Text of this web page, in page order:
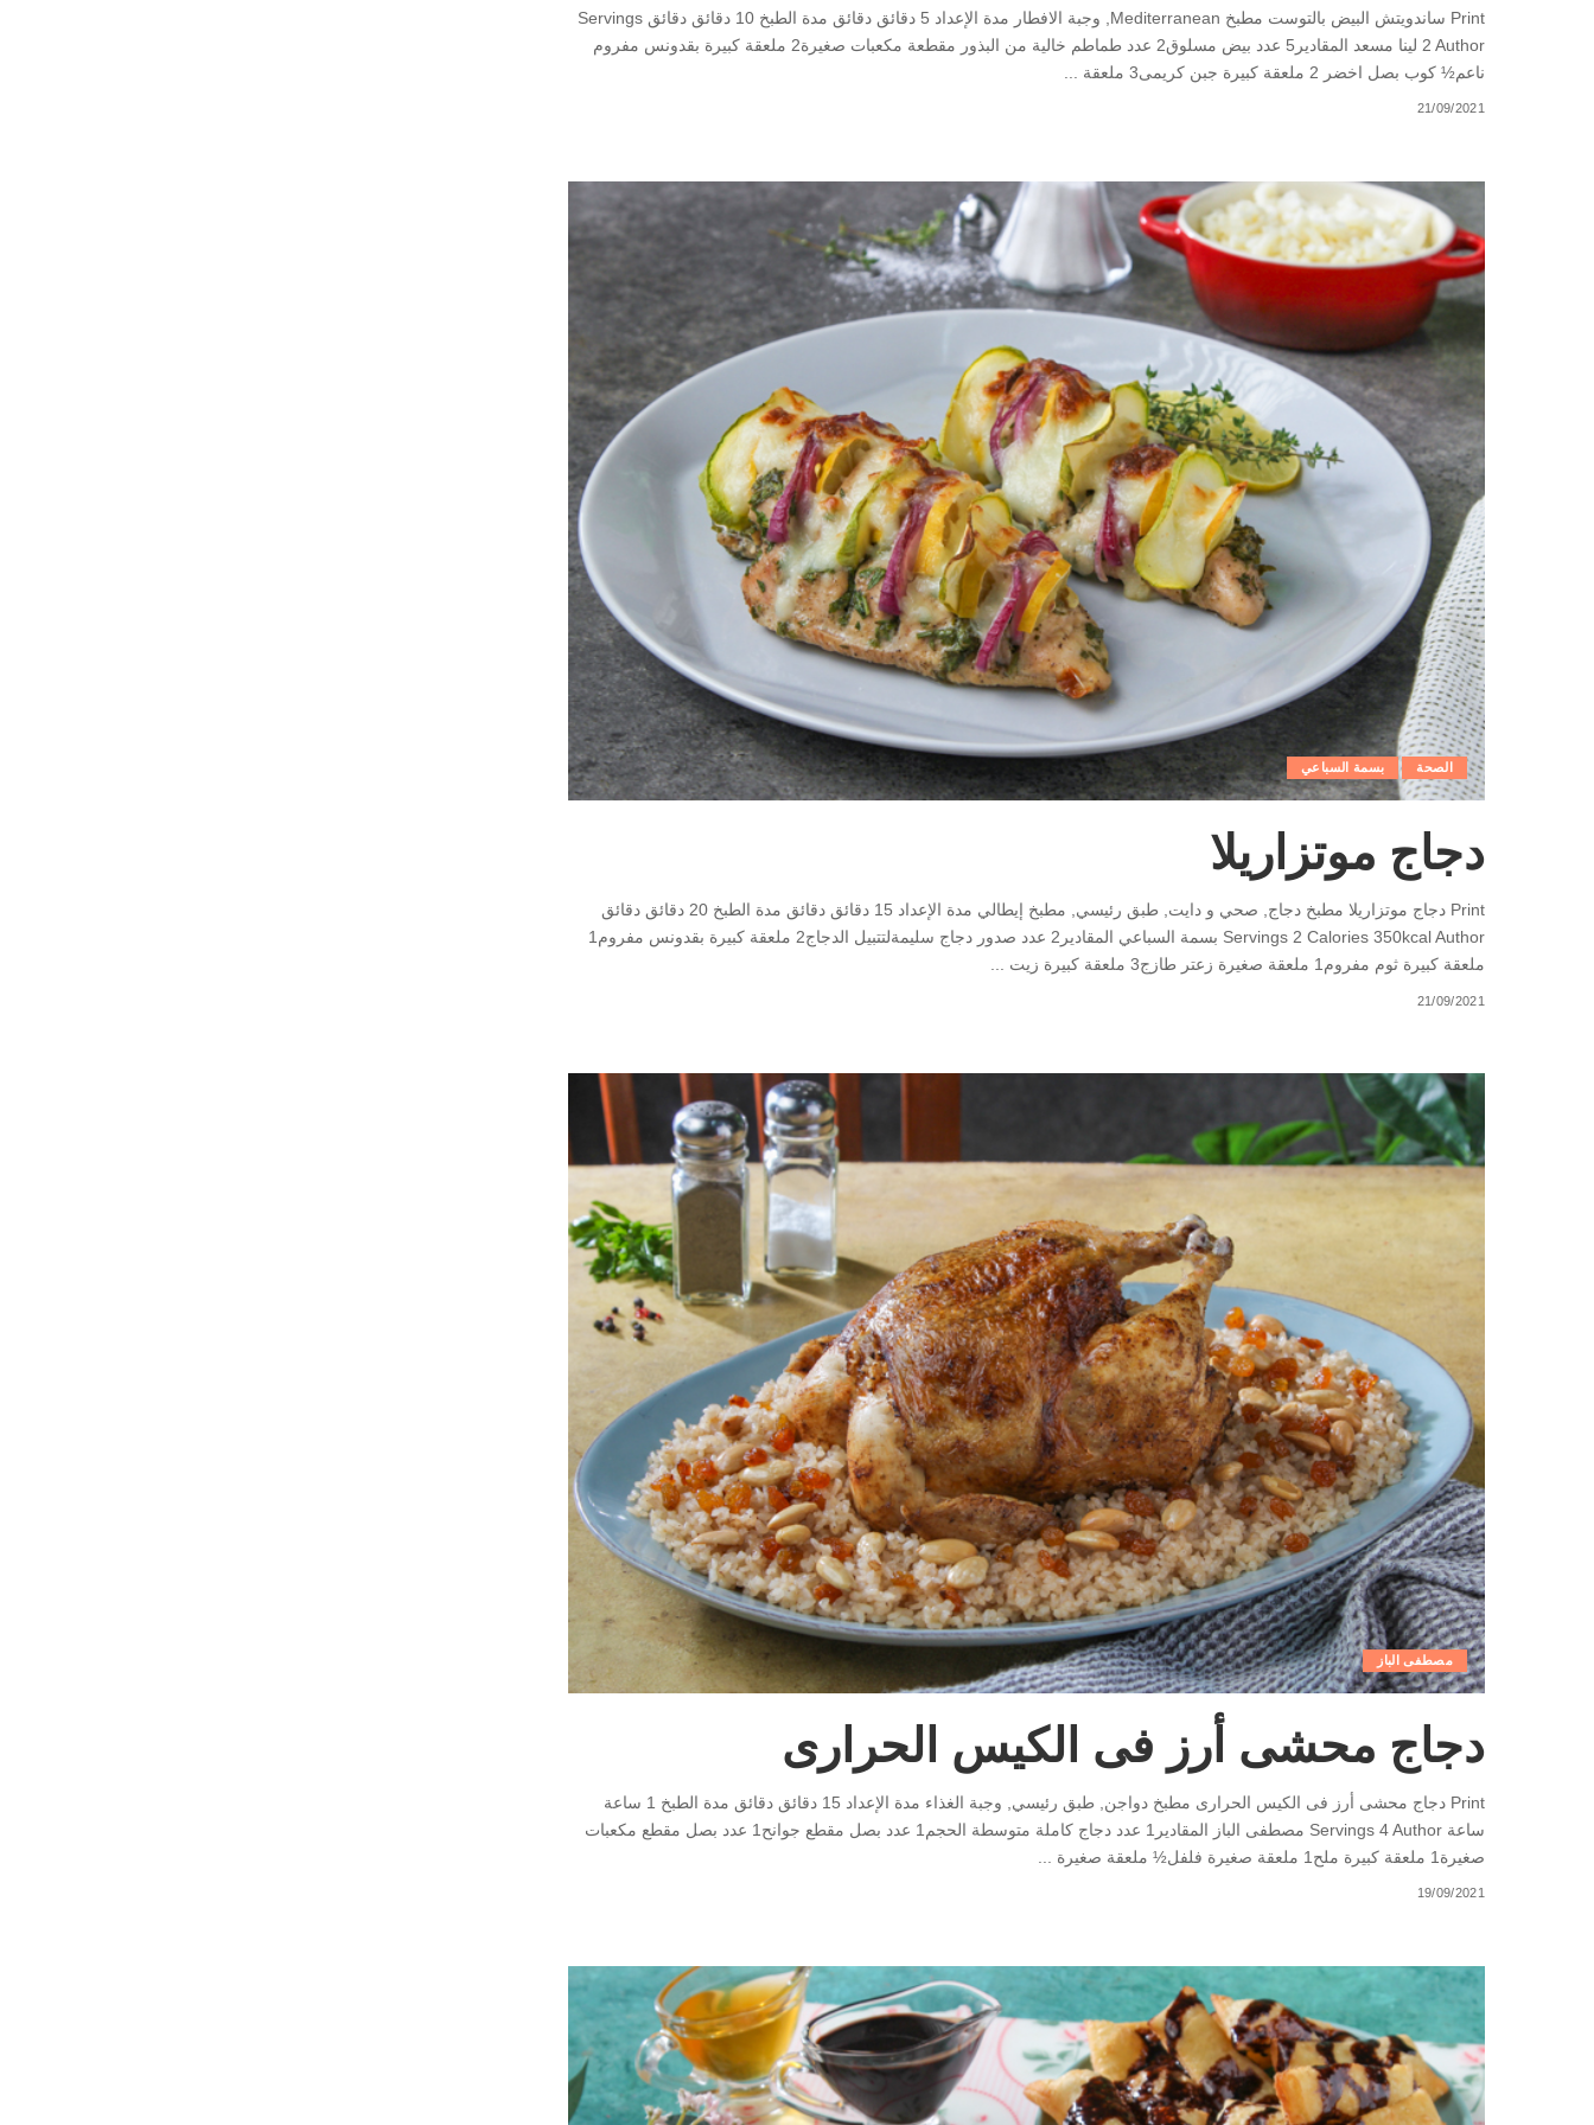
Print ساندويتش البيض بالتوست مطبخ Mediterranean, وجبة الافطار مدة الإعداد 5 دقائق دقائق مدة الطبخ 10 دقائق دقائق Servings
2 Author لينا مسعد المقادير5 عدد بيض مسلوق2 عدد طماطم خالية من البذور مقطعة مكعبات صغيرة2 ملعقة كبيرة بقدونس مفروم
ناعم½ كوب بصل اخضر 2 ملعقة كبيرة جبن كريمى3 ملعقة
21/09/2021
الصحة بسمة السباعي
دجاج موتزاريلا
Print دجاج موتزاريلا مطبخ دجاج, صحي و دايت, طبق رئيسي, مطبخ إيطالي مدة الإعداد 15 دقائق دقائق مدة الطبخ 20 دقائق دقائق
Servings 2 Calories 350kcal Author بسمة السباعي المقادير2 عدد صدور دجاج سليمةلتتبيل الدجاج2 ملعقة كبيرة بقدونس مفروم1
ملعقة كبيرة ثوم مفروم1 ملعقة صغيرة زعتر طازج3 ملعقة كبيرة زيت
...
21/09/2021
مصطفى الباز
دجاج محشى أرز فى الكيس الحرارى
Print دجاج محشى أرز فى الكيس الحرارى مطبخ دواجن, طبق رئيسي, وجبة الغذاء مدة الإعداد 15 دقائق دقائق مدة الطبخ 1 ساعة
ساعة Servings 4 Author مصطفى الباز المقادير1 عدد دجاج كاملة متوسطة الحجم1 عدد بصل مقطع جوانح1 عدد بصل مقطع مكعبات
صغيرة1 ملعقة كبيرة ملح1 ملعقة صغيرة فلفل½ ملعقة صغيرة
19/09/2021